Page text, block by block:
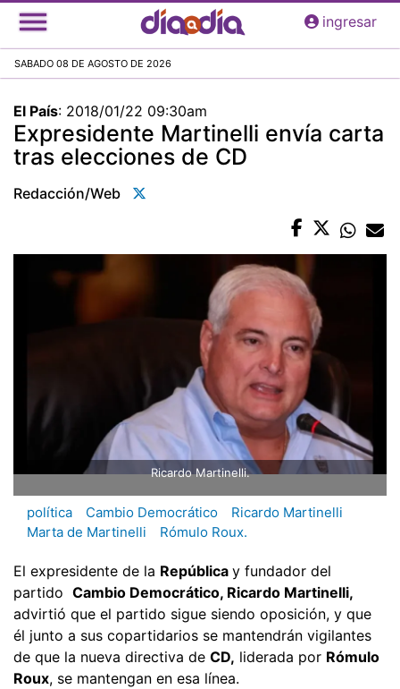
Pasar
al
principal
ingresar
SABADO 08 DE AGOSTO DE 2026
El País: 2018/01/22 09:30am
Expresidente Martinelli envía carta
tras elecciones de CD
Redacción/web
Ricardo Martinelli.
política Cambio Democrático
Ricardo Martinelli
Marta de Martinelli
Rómulo Roux.
El expresidente de la República y fundador del
partido Cambio Democrático, Ricardo Martinelli,
advirtió que el partido sigue siendo oposición, y que
él junto a sus copartidarios se mantendrán vigilantes
de que la nueva directiva de CD, liderada por Rómulo
Roux, se mantengan en esa línea.